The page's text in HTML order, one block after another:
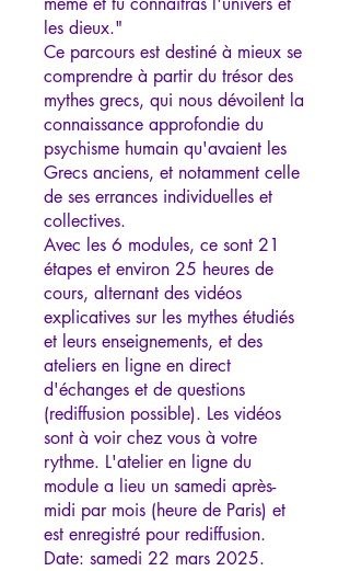
les dieux."
Ce parcours est destiné à mieux se
comprendre à partir du trésor des
mythes grecs, qui nous dévoilent la
connaissance approfondie du
psychisme humain qu'avaient les
Grecs anciens, et notamment celle
de ses errances individuelles et
collectives.
Avec les 6 modules, ce sont 21
étapes et environ 25 heures de
cours, alternant des vidéos
explicatives sur les mythes étudiés
et leurs enseignements, et des
ateliers en ligne en direct
d'échanges et de questions
(rediffusion possible). Les vidéos
sont à voir chez vous à votre
rythme. L'atelier en ligne du
module a lieu un samedi après-
midi par mois (heure de Paris) et
est enregistré pour rediffusion.
Date: samedi 22 mars 2025.